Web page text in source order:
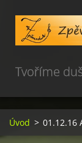
Tvoříme
Úvod > 01.12.16